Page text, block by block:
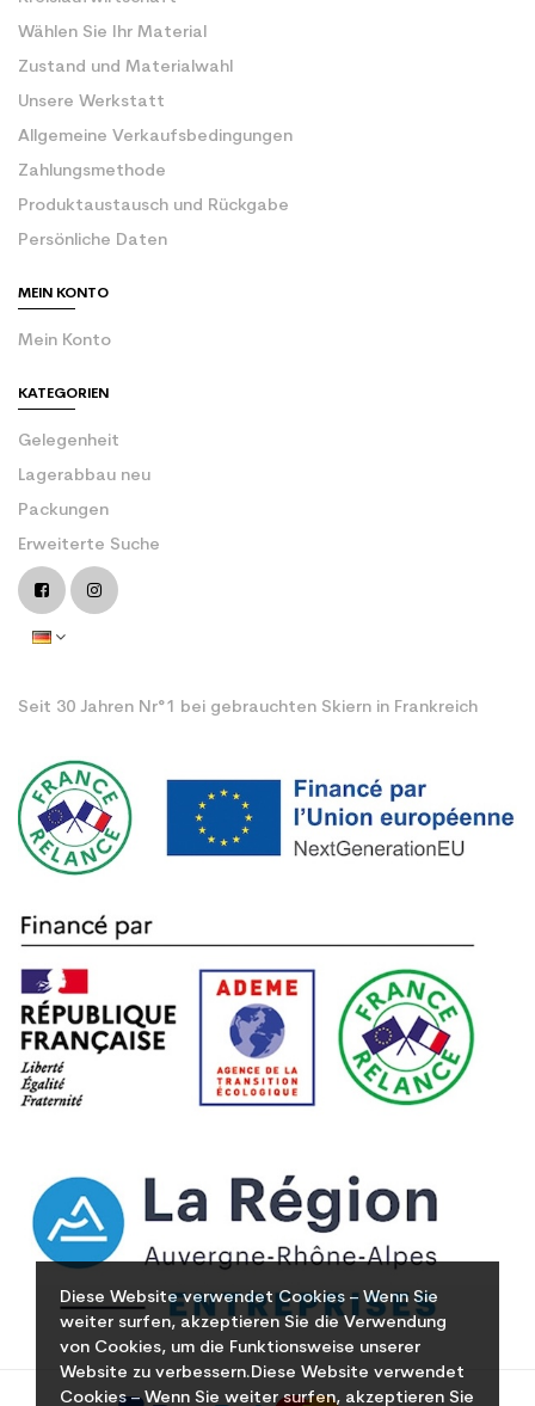
Diese Website verwendet Cookies – Wenn Sie
weiter surfen, akzeptieren Sie die Verwendung
von Cookies, um die Funktionsweise unserer
Website zu verbessern.Diese Website verwendet
Cookies – Wenn Sie weiter surfen, akzeptieren Sie
Wählen Sie Ihr Material
Zustand und Materialwahl
Unsere Werkstatt
Allgemeine Verkaufsbedingungen
Zahlungsmethode
Produktaustausch und Rückgabe
Persönliche Daten
MEIN KONTO
Mein Konto
KATEGORIEN
Gelegenheit
Lagerabbau neu
Packungen
Erweiterte Suche
Seit 30 Jahren Nr°1 bei gebrauchten Skiern in Frankreich